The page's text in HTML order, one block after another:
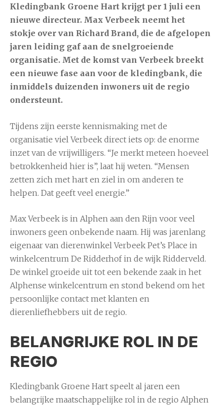
Kledingbank Groene Hart krijgt per 1 juli een
nieuwe directeur. Max Verbeek neemt het
stokje over van Richard Brand, die de afgelopen
jaren leiding gaf aan de snelgroeiende
organisatie. Met de komst van Verbeek breekt
een nieuwe fase aan voor de kledingbank, die
inmiddels duizenden inwoners uit de regio
ondersteunt.
Tijdens zijn eerste kennismaking met de
organisatie viel Verbeek direct iets op: de enorme
inzet van de vrijwilligers. “Je merkt meteen hoeveel
betrokkenheid hier is”, laat hij weten. “Mensen
zetten zich met hart en ziel in om anderen te
helpen. Dat geeft veel energie.”
Max Verbeek is in Alphen aan den Rijn voor veel
inwoners geen onbekende naam. Hij was jarenlang
eigenaar van dierenwinkel Verbeek Pet’s Place in
winkelcentrum De Ridderhof in de wijk Ridderveld.
De winkel groeide uit tot een bekende zaak in het
Alphense winkelcentrum en stond bekend om het
persoonlijke contact met klanten en
dierenliefhebbers uit de regio.
BELANGRIJKE ROL IN DE
REGIO
Kledingbank Groene Hart speelt al jaren een
belangrijke maatschappelijke rol in de regio Alphen